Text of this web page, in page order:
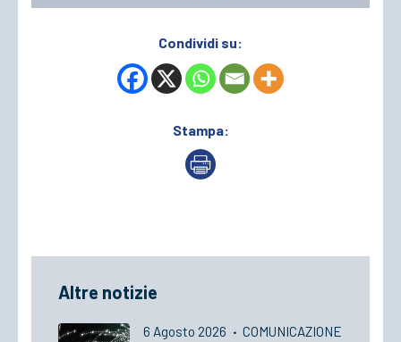
Condividi su:
Stampa:
Altre notizie
6 Agosto 2026 · COMUNICAZIONE